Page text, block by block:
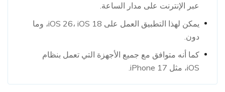
عبر الإنترنت على مدار الساعة.
يمكن لهذا التطبيق العمل على iOS 26، iOS 18، وما
دون.
كما أنه متوافق مع جميع الأجهزة التي تعمل بنظام
iOS، مثل iPhone 17.